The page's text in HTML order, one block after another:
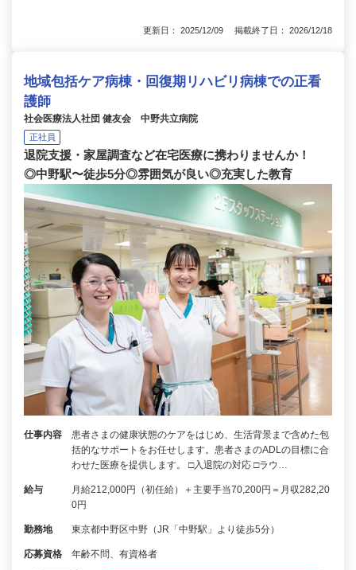
更新日： 2025/12/09 掲載終了日： 2026/12/18
地域包括ケア病棟・回復期リハビリ病棟での正看
護師
社会医療法人社団 健友会 中野共立病院
正社員
退院支援・家屋調査など在宅医療に携わりませんか！
◎中野駅〜徒歩5分◎雰囲気が良い◎充実した教育
仕事内容
患者さまの健康状態のケアをはじめ、生活背景まで含めた包
括的なサポートをお任せします。患者さまのADLの目標に合
わせた医療を提供します。 □入退院の対応 □ラウ…
給与
月給212,000円（初任給）＋主要手当70,200円＝月収282,20
0円
勤務地 東京都中野区中野（JR「中野駅」より徒歩5分）
応募資格 年齢不問、有資格者